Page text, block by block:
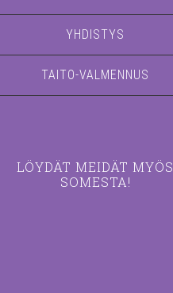
YHDISTYS
TAITO-VALMENNUS
LÖYDÄT MEIDÄT MYÖS
SOMESTA!